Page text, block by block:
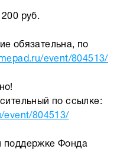
руб.
обязательна, по
event/804513/
по ссылке:
event/804513/
поддержке Фонда